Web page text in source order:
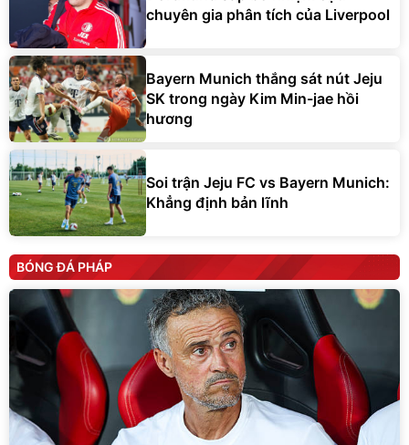
chuyên gia phân tích của Liverpool
Bayern Munich thắng sát nút Jeju
SK trong ngày Kim Min-jae hồi
hương
Soi trận Jeju FC vs Bayern Munich:
Khẳng định bản lĩnh
BÓNG ĐÁ PHÁP